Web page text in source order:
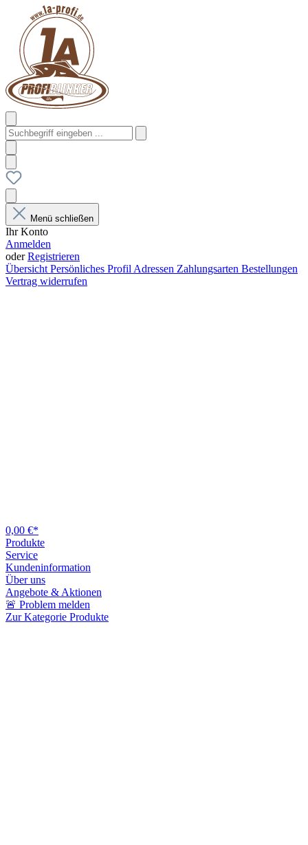
Menü schließen
Ihr Konto
Anmelden
oderRegistrieren
Übersicht Persönliches Profil Adressen Zahlungsarten Bestellungen
Vertrag widerrufen
0,00 €*
Produkte
Service
Kundeninformation
Über uns
Angebote & Aktionen
🚨 Problem melden
Zur Kategorie Produkte